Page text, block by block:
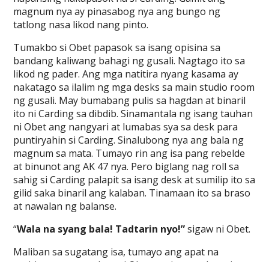
magnum nya ay pinasabog nya ang bungo ng
tatlong nasa likod nang pinto.
Tumakbo si Obet papasok sa isang opisina sa
bandang kaliwang bahagi ng gusali. Nagtago ito sa
likod ng pader. Ang mga natitira nyang kasama ay
nakatago sa ilalim ng mga desks sa main studio room
ng gusali. May bumabang pulis sa hagdan at binaril
ito ni Carding sa dibdib. Sinamantala ng isang tauhan
ni Obet ang nangyari at lumabas sya sa desk para
puntiryahin si Carding. Sinalubong nya ang bala ng
magnum sa mata. Tumayo rin ang isa pang rebelde
at binunot ang AK 47 nya. Pero biglang nag roll sa
sahig si Carding palapit sa isang desk at sumilip ito sa
gilid saka binaril ang kalaban. Tinamaan ito sa braso
at nawalan ng balanse.
“Wala na syang bala! Tadtarin nyo!”sigaw ni Obet.
Maliban sa sugatang isa, tumayo ang apat na